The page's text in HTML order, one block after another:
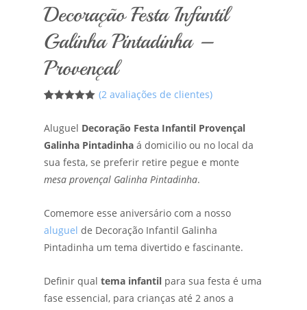
Decoração Festa Infantil
Galinha Pintadinha –
Provençal
avaliações
(2avaliações de clientes)
Aluguel Decoração Festa Infantil Provençal
Galinha Pintadinha á domicilio ou no local da
sua festa, se preferir retire pegue e monte
mesa provençal Galinha Pintadinha.
Comemore esse aniversário com a nosso
aluguel de Decoração Infantil Galinha
Pintadinha um tema divertido e fascinante.
Definir qual tema infantil para sua festa é uma
fase essencial, para crianças até 2 anos a